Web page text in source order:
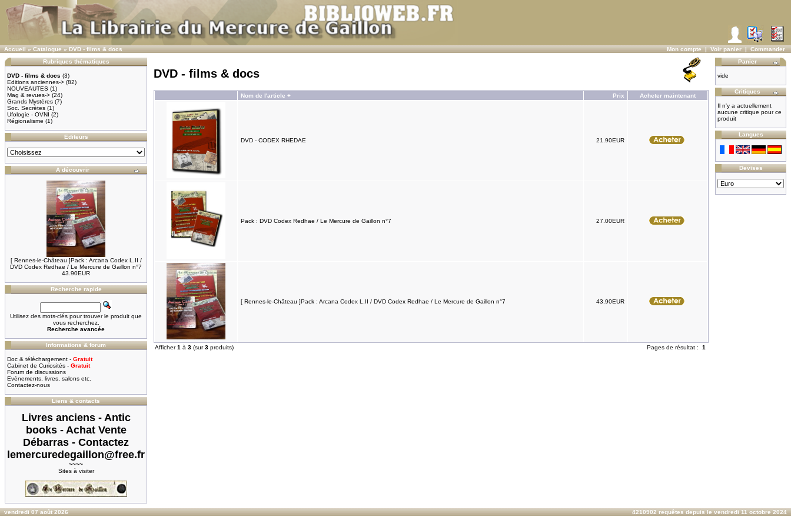
Accueil»Catalogue»DVD - films & docs Mon compte|Voir panier|Commander
Rubriques thématiques
DVD - films & docs (3)
Editions anciennes-> (82)
NOUVEAUTES (1)
Mag & revues-> (24)
Grands Mystères (7)
Soc. Secrètes (1)
Ufologie - OVNI (2)
Régionalisme (1)
Editeurs
A découvrir
[ Rennes-le-Château ]Pack : Arcana Codex L.II /
DVD Codex Redhae / Le Mercure de Gaillon n°7
43.90EUR
Recherche rapide
Utilisez des mots-clés pour trouver le produit que
vous recherchez.
Recherche avancée
Informations & forum
Doc & téléchargement - Gratuit
Cabinet de Curiosités - Gratuit
Forum de discussions
Evènements, livres, salons etc.
Contactez-nous
Liens & contacts
Livres anciens - Antic
books - Achat Vente
Débarras - Contactez
lemercuredegaillon@free.fr
~~~~
Sites à visiter
DVD - films & docs
Nom de l'article + Prix Acheter maintenant
DVD - CODEX RHEDAE 21.90EUR
Pack : DVD Codex Redhae / Le Mercure de Gaillon n°7 27.00EUR
[ Rennes-le-Château ]Pack : Arcana Codex L.II / DVD Codex Redhae / Le Mercure de Gaillon n°7 43.90EUR
Afficher1 à 3 (sur3 produits) Pages de résultat : 1
Panier
vide
Critiques
Il n'y a actuellement
aucune critique pour ce
produit
Langues
Devises
vendredi 07 août 2026 4210902 requêtes depuis le vendredi 11 octobre 2024